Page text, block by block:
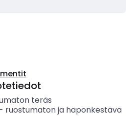
teräs
ruostumaton ja haponkestävä